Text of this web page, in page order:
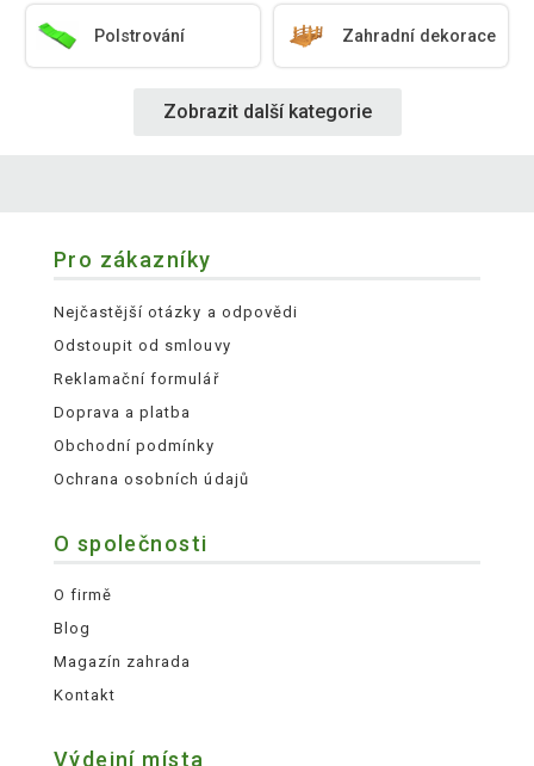
Polstrování Zahradní dekorace
Zobrazit další kategorie
Pro zákazníky
Nejčastější otázky a odpovědi
Odstoupit od smlouvy
Reklamační formulář
Doprava a platba
Obchodní podmínky
Ochrana osobních údajů
O společnosti
O firmě
Blog
Magazín zahrada
Kontakt
Výdejní místa